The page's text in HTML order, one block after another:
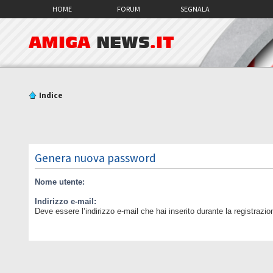
HOME FORUM SEGNALA
AMIGA NEWS.IT
Indice
Genera nuova password
Nome utente:
Indirizzo e-mail:
Deve essere l’indirizzo e-mail che hai inserito durante la